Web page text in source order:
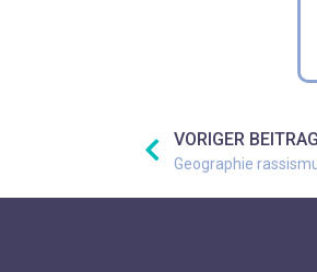
VORIGER BEITRAG
Geographie